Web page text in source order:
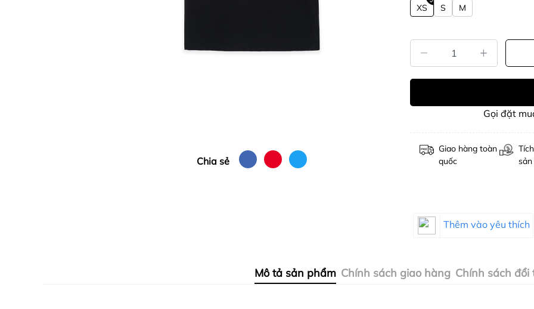
Chia sẻ
XS
S M
Gọi đặt
Giao hàng toàn
quốc
Thêm vào yêu thích
Mô tả sản phẩm Chính sách giao hàng Chính sách đổi